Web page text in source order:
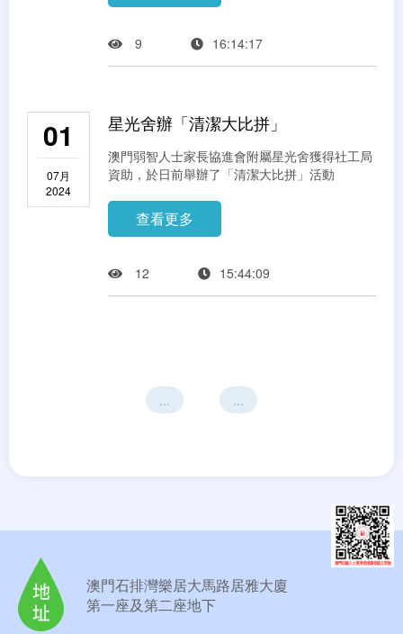
9 16:14:17
01
07月
2024
星光舍辦「清潔大比拼」
澳門弱智人士家長協進會附屬星光舍獲得社工局
資助，於日前舉辦了「清潔大比拼」活動
查看更多
12 15:44:09
... ...
澳門石排灣樂居大馬路居雅大廈
第一座及第二座地下